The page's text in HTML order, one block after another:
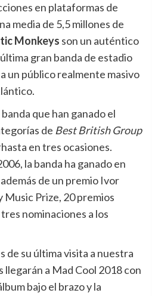
en plataformas de
media de 5,5 millones de
Monkeys son un auténtico
gran banda de estadio
un público realmente masivo
que han ganado el
de Best British Group
en tres ocasiones.
la banda ha ganado en
de un premio Ivor
Prize, 20 premios
nominaciones a los
de su última visita a nuestra
llegarán a Mad Cool 2018 con
bajo el brazo y la